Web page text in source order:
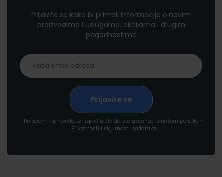
Prijavite se kako bi primali informacije o novim
proizvodima i uslugama, akcijama i drugim
pogodnostima
Prijavom na newsletter izjavljujete da ste upoznati s našom politikom
Privatnosti i sigurnosti podataka